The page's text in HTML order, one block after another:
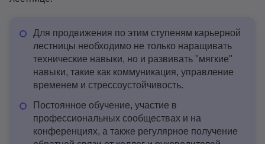
Для продвижения по этим ступеням карьерной
лестницы необходимо не только наращивать
технические навыки, но и развивать "мягкие"
навыки, такие как коммуникация, управление
временем и стрессоустойчивость.
Постоянное обучение, участие в
профессиональных сообществах и на
конференциях, а также регулярное получение